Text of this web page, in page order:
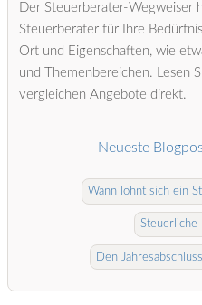
Der Steuerberater-Wegweiser
Steuerberater für Ihre
Ort und Eigenschaften, wie
und Themenbereichen. Lesen
vergleichen Angebote direkt.
Neueste
Wann lohnt sich ein
Steuerliche
Den